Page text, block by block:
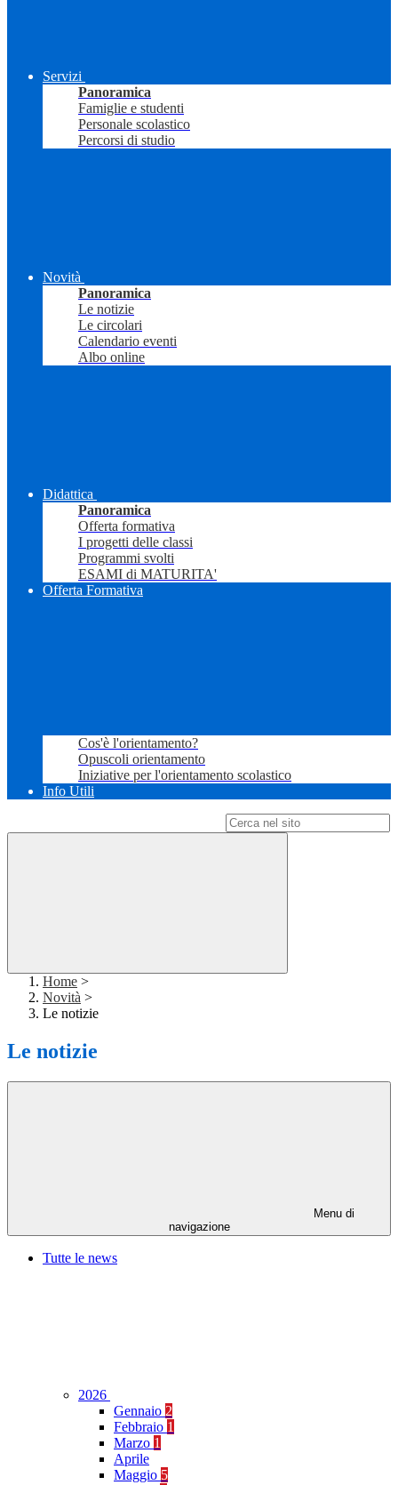
Servizi
Panoramica
Famiglie e studenti
Personale scolastico
Percorsi di studio
Novità
Panoramica
Le notizie
Le circolari
Calendario eventi
Albo online
Didattica
Panoramica
Offerta formativa
I progetti delle classi
Programmi svolti
ESAMI di MATURITA'
Offerta Formativa
Cos'è l'orientamento?
Opuscoli orientamento
Iniziative per l'orientamento scolastico
Info Utili
Home >
Novità >
Le notizie
Le notizie
Menu di
navigazione
Tutte le news
2026
Gennaio 2
Febbraio 1
Marzo 1
Aprile
Maggio 5